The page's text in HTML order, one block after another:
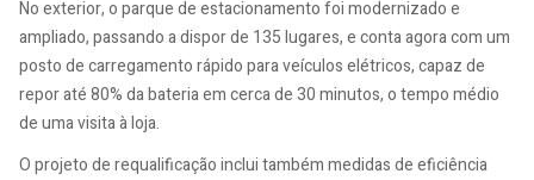
No exterior, o parque de estacionamento foi modernizado e
ampliado, passando a dispor de 135 lugares, e conta agora com um
posto de carregamento rápido para veículos elétricos, capaz de
repor até 80% da bateria em cerca de 30 minutos, o tempo médio
de uma visita à loja.
O projeto de requalificação inclui também medidas de eficiência